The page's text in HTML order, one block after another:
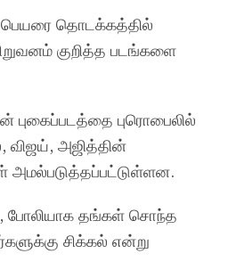
தொடக்கத்தில்
குறித்த படங்களை
புரொபைலில்
விஜய், அஜித்தின்
அமல்படுத்தப்பட்டுள்ளன.
போலியாக தங்கள் சொந்த
சிக்கல் என்று